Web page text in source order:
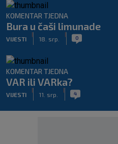
KOMENTAR TJEDNA
Bura u čaši limunade
VIJESTI 18. srp. 0
KOMENTAR TJEDNA
VAR ili VARka?
VIJESTI 11. srp. 4